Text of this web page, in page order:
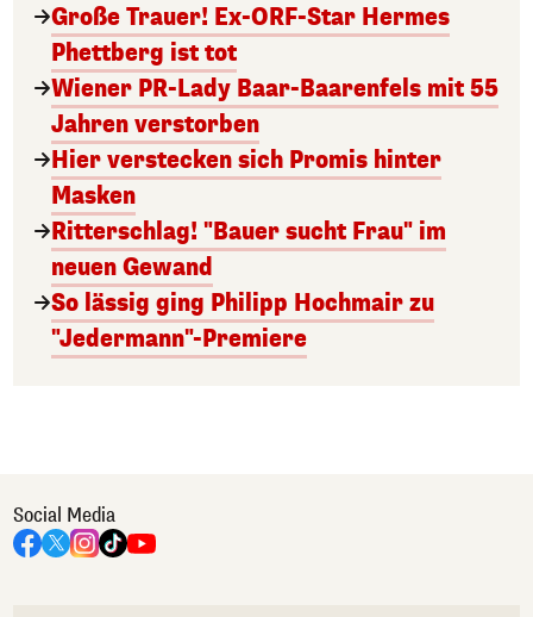
Große Trauer! Ex-ORF-Star Hermes
Phettberg ist tot
Wiener PR-Lady Baar-Baarenfels mit 55
Jahren verstorben
Hier verstecken sich Promis hinter
Masken
Ritterschlag! "Bauer sucht Frau" im
neuen Gewand
So lässig ging Philipp Hochmair zu
"Jedermann"-Premiere
Social Media